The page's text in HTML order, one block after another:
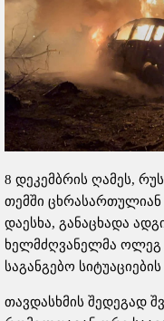
8 დეკემბრის ღამეს,
თემში
დაესხა, განაცხადა
ხელმძღვანელმა
საგანგებო
თავდასხმის შედეგად